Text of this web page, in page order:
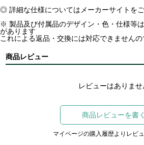
◎ 詳細な仕様についてはメーカーサイトをご
※ 製品及び付属品のデザイン・色・仕様等
があります
これによる返品・交換には対応できません
商品レビュー
レビューはありませ
商品レビューを書く
マイページの購入履歴よりレビ